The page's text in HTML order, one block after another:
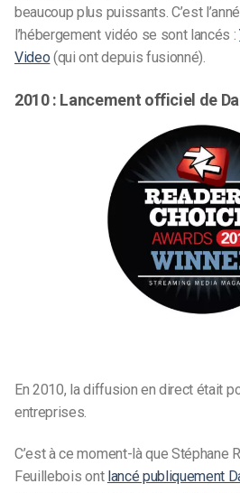
beaucoup plus puissants. C’est
l’hébergement vidéo se sont lancés :
Video (qui ont depuis fusionné).
2010 : Lancement officiel de
En 2010, la diffusion en direct était
entreprises.
C’est à ce moment-là que Stéphane
Feuillebois ont lancé publiquement